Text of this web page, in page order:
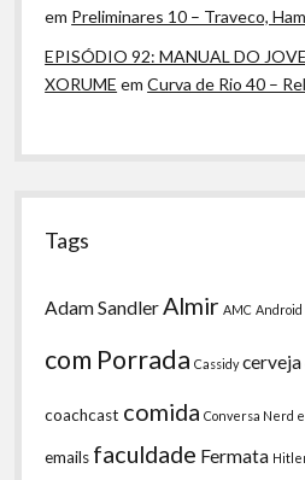
em Preliminares 10 – Traveco,
EPISÓDIO 92: MANUAL DO
XORUME emCurva de Rio 40 –
Tags
Adam Sandler Almir AMC Android
com Porrada Cassidy cerveja
coachcast comida Conversa Nerd
emails faculdade Fermata